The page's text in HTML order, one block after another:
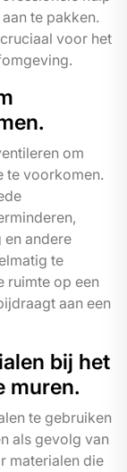
te pakken.
voor het
om
te voorkomen.
andere
te
ruimte op een
aan een
bij het
muren.
te gebruiken
als gevolg van
materialen die